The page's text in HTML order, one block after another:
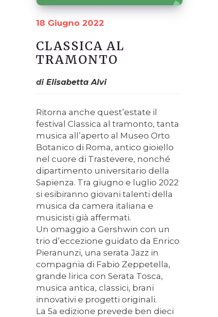
18 Giugno 2022
CLASSICA AL
TRAMONTO
diElisabetta Alvi
Ritorna anche quest’estate il
festival Classica al tramonto, tanta
musica all’aperto al Museo Orto
Botanico di Roma, antico gioiello
nel cuore di Trastevere, nonché
dipartimento universitario della
Sapienza. Tra giugno e luglio 2022
si esibiranno giovani talenti della
musica da camera italiana e
musicisti già affermati.
Un omaggio a Gershwin con un
trio d’eccezione guidato da Enrico
Pieranunzi, una serata Jazz in
compagnia di Fabio Zeppetella,
grande lirica con Serata Tosca,
musica antica, classici, brani
innovativi e progetti originali.
La 5a edizione prevede ben dieci